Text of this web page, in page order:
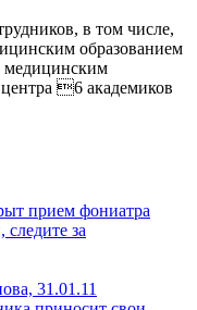
в том числе,
образованием
медицинским
6 академиков
прием фониатра
следите за
31.01.11